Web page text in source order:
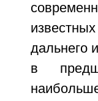
дальнего
в